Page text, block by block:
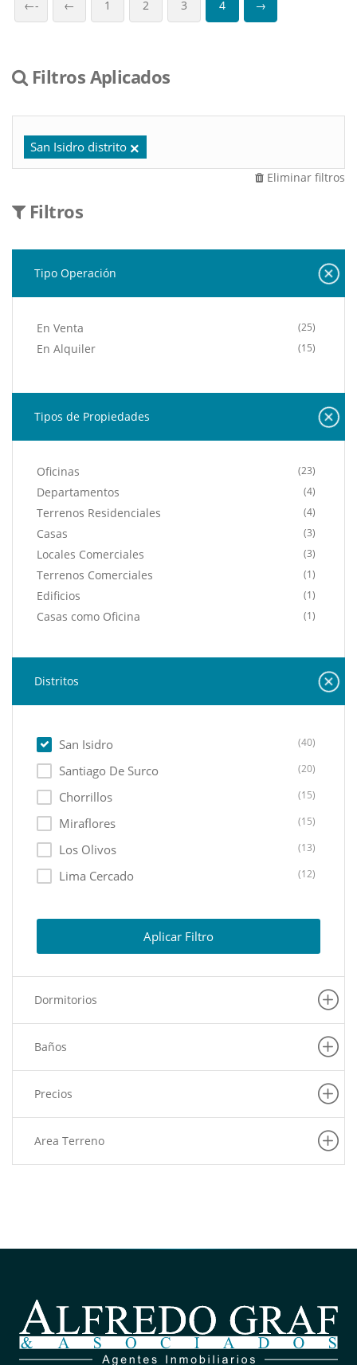
←- ← 1 2 3 4 →
Filtros Aplicados
San Isidro distrito
Eliminar filtros
Filtros
Tipo Operación
En Venta (25)
En Alquiler (15)
Tipos de Propiedades
Oficinas (23)
Departamentos (4)
Terrenos Residenciales (4)
Casas (3)
Locales Comerciales (3)
Terrenos Comerciales (1)
Edificios (1)
Casas como Oficina (1)
Distritos
San Isidro (40)
Santiago De Surco (20)
Chorrillos (15)
Miraflores (15)
Los Olivos (13)
Lima Cercado (12)
Lurigancho (10)
La Molina (8)
Pachacamac
La Victoria
Pueblo Libre
San Martin De Porres (5)
San Borja (2)
Ancon (2)
Aplicar Filtro
Dormitorios
Baños
Precios
Area Terreno